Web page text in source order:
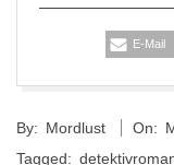
E-Mail
05-
By: Mordlust On:
Tagged: